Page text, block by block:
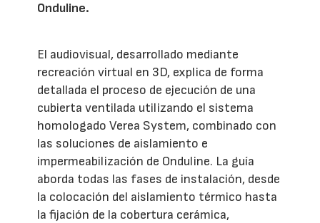
Onduline.
El audiovisual, desarrollado mediante
recreación virtual en 3D, explica de forma
detallada el proceso de ejecución de una
cubierta ventilada utilizando el sistema
homologado Verea System, combinado con
las soluciones de aislamiento e
impermeabilización de Onduline. La guía
aborda todas las fases de instalación, desde
la colocación del aislamiento térmico hasta
la fijación de la cobertura cerámica,